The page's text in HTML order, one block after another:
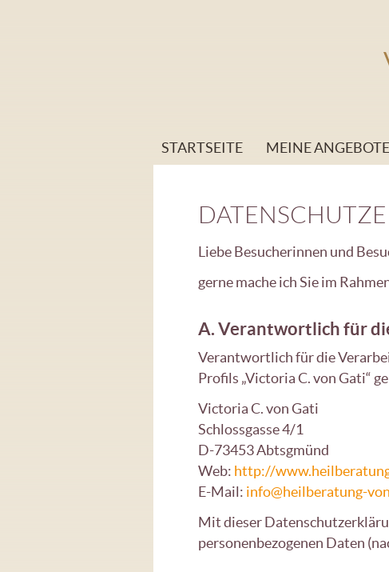
STARTSEITE MEINE ANGEBOTE
Liebe Besucherinnen und
gerne mache ich Sie im
A. Verantwortlich für
Verantwortlich für die
Profils „Victoria C. von Gati“
Victoria C. von Gati
Schlossgasse 4/1
D-73453 Abtsgmünd
Web: http://
E-Mail: info@heilberatung-
Mit dieser
personenbezogenen Daten